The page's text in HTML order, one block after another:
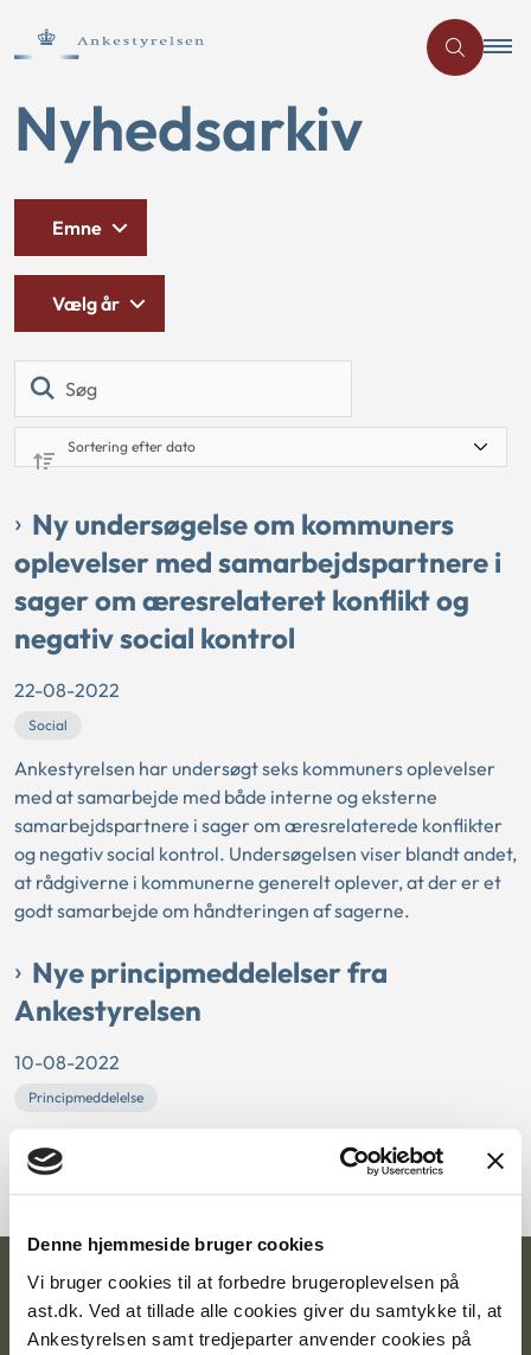
Denne hjemmeside bruger cookies
Vi bruger cookies til at forbedre brugeroplevelsen på
ast.dk. Ved at tillade alle cookies giver du samtykke til, at
Ankestyrelsen samt tredjeparter anvender cookies på
Nyhedsarkiv
Emne
Vælg år
Ny undersøgelse om kommuners
oplevelser med samarbejdspartnere i
sager om æresrelateret konflikt og
negativ social kontrol
22-08-2022
Social
Ankestyrelsen har undersøgt seks kommuners oplevelser
med at samarbejde med både interne og eksterne
samarbejdspartnere i sager om æresrelaterede konflikter
og negativ social kontrol. Undersøgelsen viser blandt andet,
at rådgiverne i kommunerne generelt oplever, at der er et
godt samarbejde om håndteringen af sagerne.
Nye principmeddelelser fra
Ankestyrelsen
10-08-2022
Principmeddelelse
Her kan du se den samlede oversigt over Ankestyrelsens
seneste principmeddelelser.
Ankestyrelsen
Postadresse: